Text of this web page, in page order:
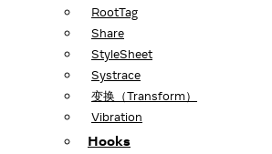
RootTag
Share
StyleSheet
Systrace
变换（Transform）
Vibration
Hooks